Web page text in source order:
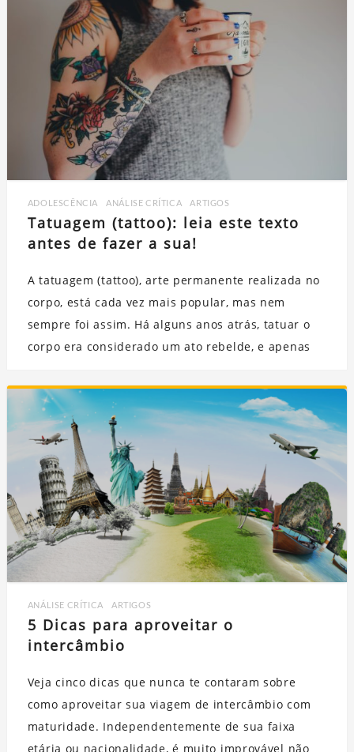
ADOLESCÊNCIA ,ANÁLISE CRÍTICA ,ARTIGOS
Tatuagem (tattoo): leia este texto
antes de fazer a sua!
A tatuagem (tattoo), arte permanente realizada no
corpo, está cada vez mais popular, mas nem
sempre foi assim. Há alguns anos atrás, tatuar o
corpo era considerado um ato rebelde, e apenas
ANÁLISE CRÍTICA ARTIGOS
5 Dicas para aproveitar o
intercâmbio
Veja cinco dicas que nunca te contaram sobre
como aproveitar sua viagem de intercâmbio com
maturidade. Independentemente de sua faixa
etária ou nacionalidade, é muito improvável não